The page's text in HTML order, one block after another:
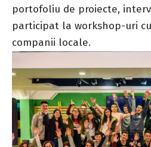
portofoliu de proiecte,
participat la workshop-uri
companii locale.